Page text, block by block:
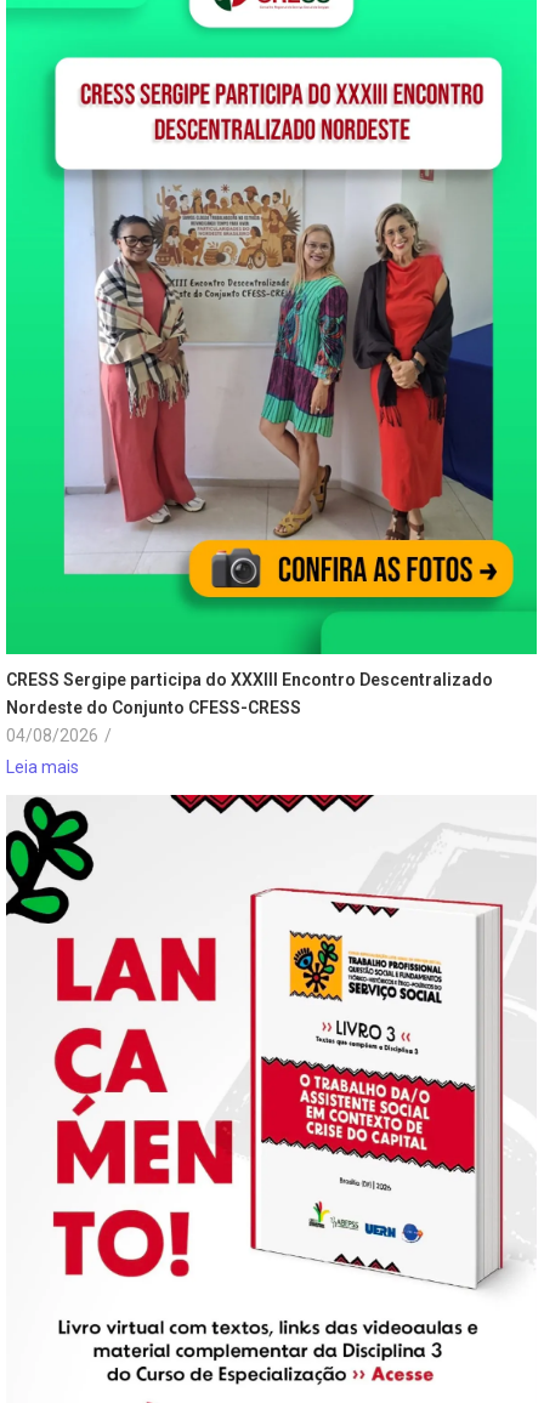
CRESS Sergipe participa do XXXIII Encontro Descentralizado
Nordeste do Conjunto CFESS-CRESS
04/08/2026 /
Leia mais